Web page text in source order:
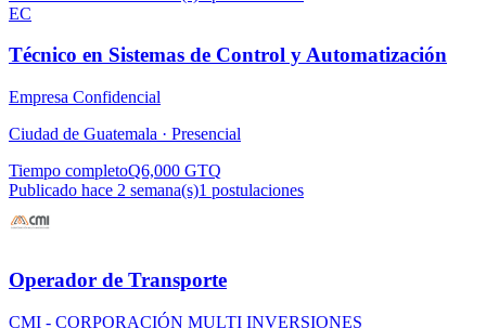
EC
Técnico en Sistemas de Control y Automatización
Empresa Confidencial
Ciudad de Guatemala · Presencial
Tiempo completoQ6,000 GTQ
Publicado hace 2 semana(s)1 postulaciones
Operador de Transporte
CMI - CORPORACIÓN MULTI INVERSIONES